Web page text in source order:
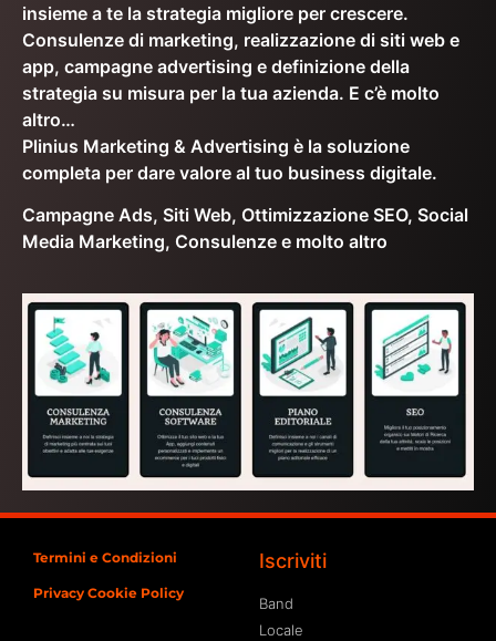
insieme a te la strategia migliore per crescere.
Consulenze di marketing, realizzazione di siti web e
app, campagne advertising e definizione della
strategia su misura per la tua azienda. E c’è molto
altro…
Plinius Marketing & Advertising è la soluzione
completa per dare valore al tuo business digitale.
Campagne Ads, Siti Web, Ottimizzazione SEO, Social
Media Marketing, Consulenze e molto altro
Termini e Condizioni
Privacy Cookie Policy
Iscriviti
Band
Locale